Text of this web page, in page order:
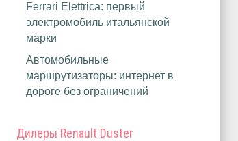
Ferrari Elettrica: первый
электромобиль итальянской
марки
Автомобильные
маршрутизаторы: интернет в
дороге без ограничений
Дилеры Renault Duster